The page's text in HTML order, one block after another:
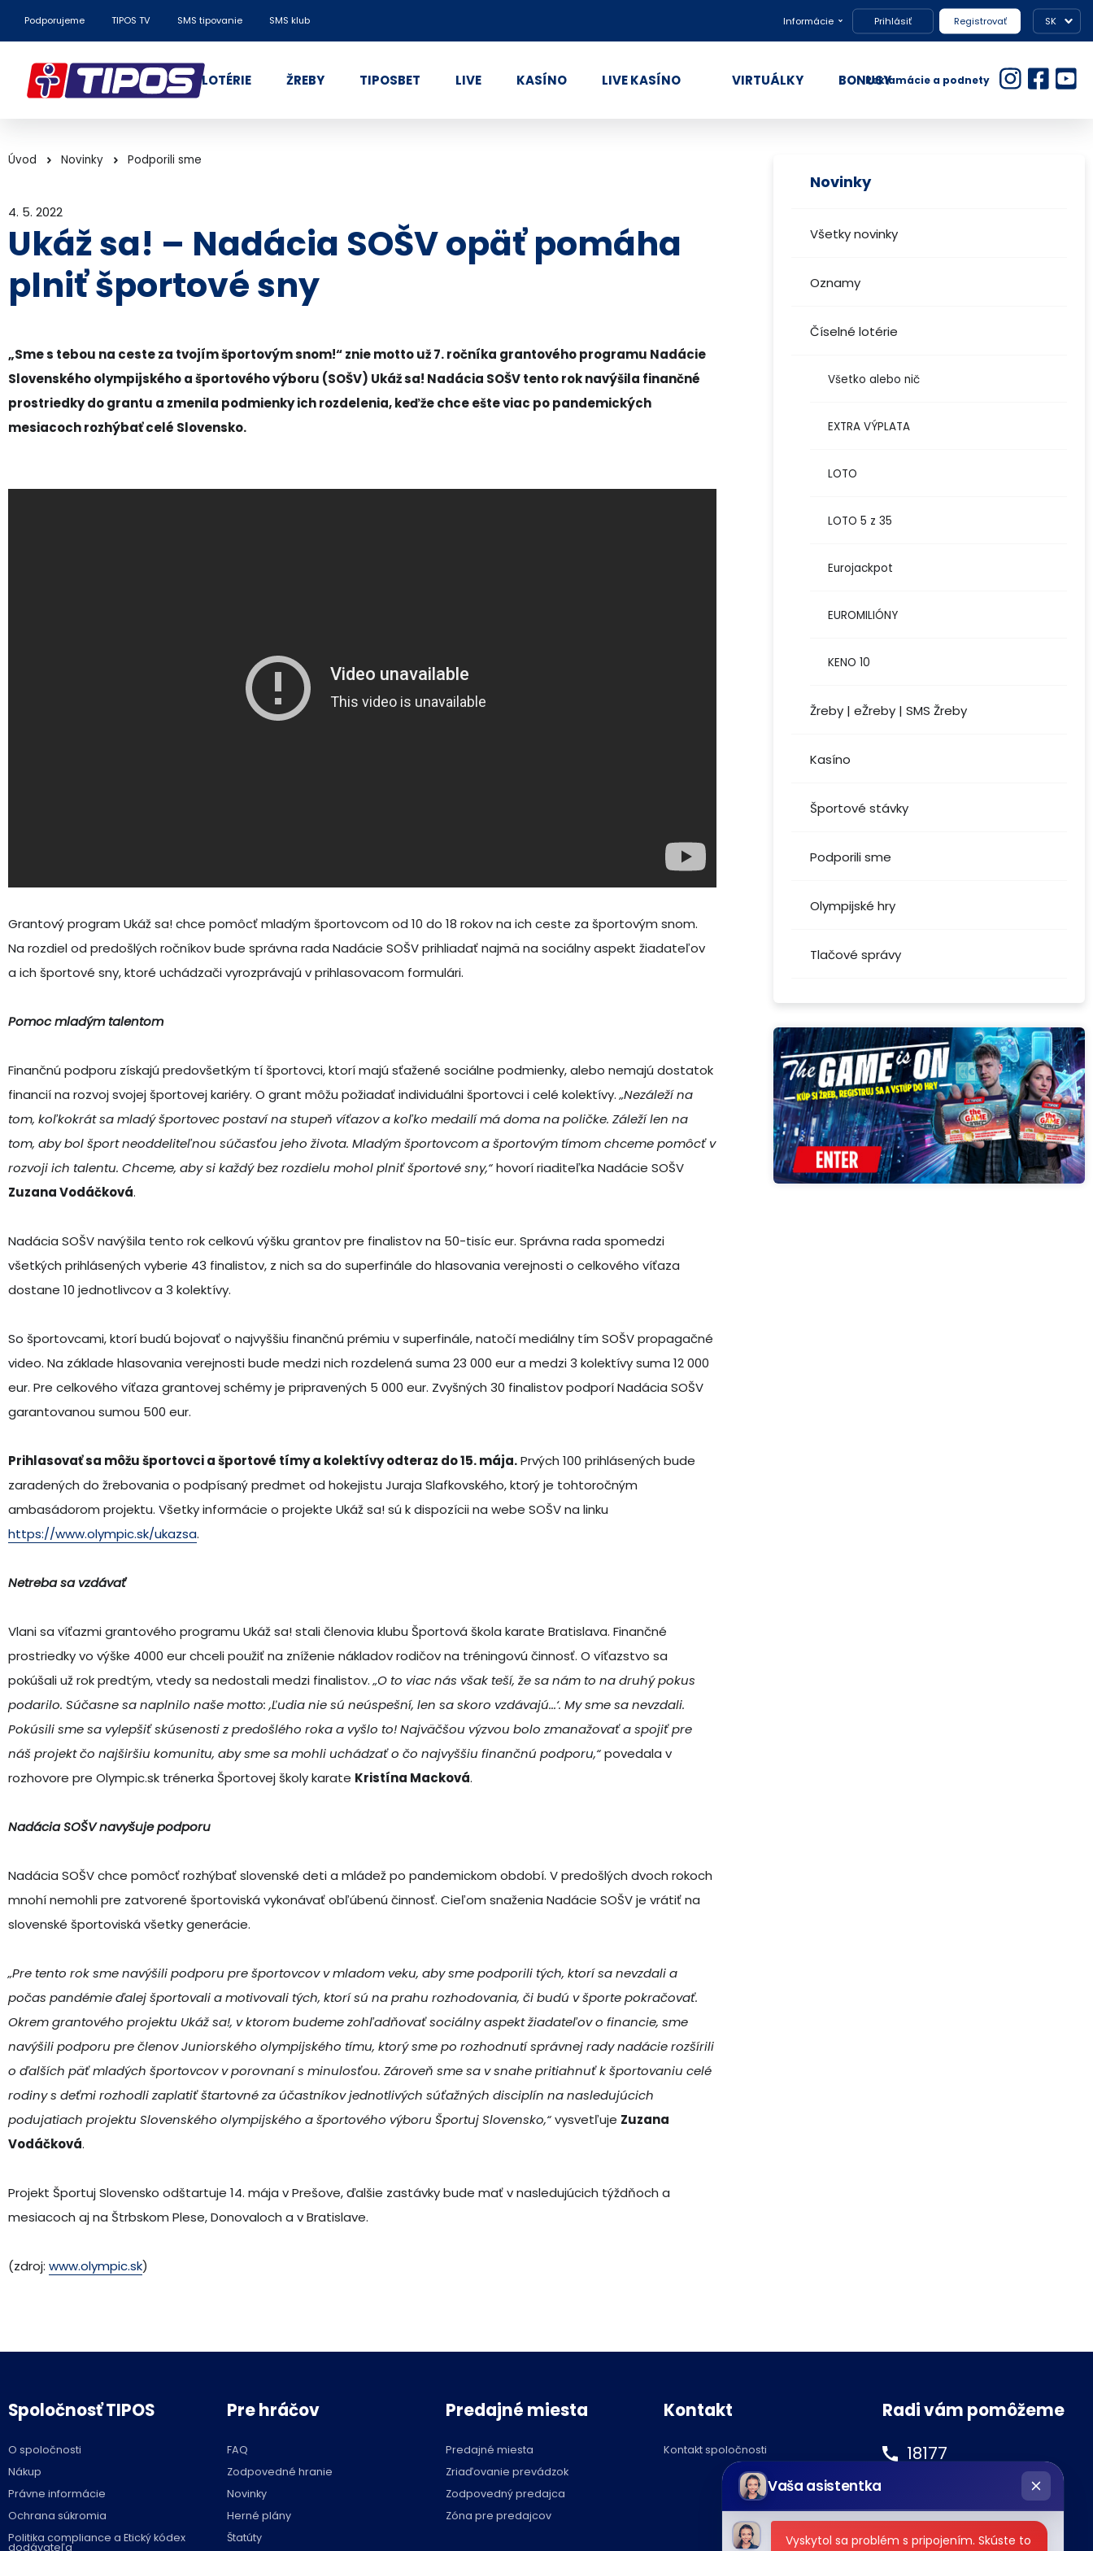
Podporujeme TIPOS TV SMS tipovanie SMS klub Informácie Prihlásiť Registrovať SK
LOTÉRIE ŽREBY TIPOSBET LIVE KASÍNO LIVE KASÍNO VIRTUÁLKY BONUSYReklamácie a podnety
Novinky
Všetky novinky
Oznamy
Číselné lotérie
Všetko alebo nič
EXTRA VÝPLATA
LOTO
LOTO 5 z 35
Eurojackpot
EUROMILIÓNY
KENO 10
Žreby | eŽreby | SMS Žreby
Kasíno
Športové stávky
Podporili sme
Olympijské hry
Tlačové správy
Úvod Novinky Podporili sme
4. 5. 2022
Ukáž sa! – Nadácia SOŠV opäť pomáha
plniť športové sny
„Sme s tebou na ceste za tvojím športovým snom!“ znie motto už 7. ročníka grantového programu Nadácie
Slovenského olympijského a športového výboru (SOŠV) Ukáž sa! Nadácia SOŠV tento rok navýšila finančné
prostriedky do grantu a zmenila podmienky ich rozdelenia, keďže chce ešte viac po pandemických
mesiacoch rozhýbať celé Slovensko.
Grantový program Ukáž sa! chce pomôcť mladým športovcom od 10 do 18 rokov na ich ceste za športovým snom.
Na rozdiel od predošlých ročníkov bude správna rada Nadácie SOŠV prihliadať najmä na sociálny aspekt žiadateľov
a ich športové sny, ktoré uchádzači vyrozprávajú v prihlasovacom formulári.
Pomoc mladým talentom
Finančnú podporu získajú predovšetkým tí športovci, ktorí majú sťažené sociálne podmienky, alebo nemajú dostatok
financií na rozvoj svojej športovej kariéry. O grant môžu požiadať individuálni športovci i celé kolektívy.„Nezáleží na
tom, koľkokrát sa mladý športovec postaví na stupeň víťazov a koľko medailí má doma na poličke. Záleží len na
tom, aby bol šport neoddeliteľnou súčasťou jeho života. Mladým športovcom a športovým tímom chceme pomôcť v
rozvoji ich talentu. Chceme, aby si každý bez rozdielu mohol plniť športové sny,“hovorí riaditeľka Nadácie SOŠV
Zuzana Vodáčková.
Nadácia SOŠV navýšila tento rok celkovú výšku grantov pre finalistov na 50-tisíc eur. Správna rada spomedzi
všetkých prihlásených vyberie 43 finalistov, z nich sa do superfinále do hlasovania verejnosti o celkového víťaza
dostane 10 jednotlivcov a 3 kolektívy.
So športovcami, ktorí budú bojovať o najvyššiu finančnú prémiu v superfinále, natočí mediálny tím SOŠV propagačné
video. Na základe hlasovania verejnosti bude medzi nich rozdelená suma 23 000 eur a medzi 3 kolektívy suma 12 000
eur. Pre celkového víťaza grantovej schémy je pripravených 5 000 eur. Zvyšných 30 finalistov podporí Nadácia SOŠV
garantovanou sumou 500 eur.
Prihlasovať sa môžu športovci a športové tímy a kolektívy odteraz do 15. mája.Prvých 100 prihlásených bude
zaradených do žrebovania o podpísaný predmet od hokejistu Juraja Slafkovského, ktorý je tohtoročným
ambasádorom projektu. Všetky informácie o projekte Ukáž sa! sú k dispozícii na webe SOŠV na linku
https://www.olympic.sk/ukazsa.
Netreba sa vzdávať
Vlani sa víťazmi grantového programu Ukáž sa! stali členovia klubu Športová škola karate Bratislava. Finančné
prostriedky vo výške 4000 eur chceli použiť na zníženie nákladov rodičov na tréningovú činnosť. O víťazstvo sa
pokúšali už rok predtým, vtedy sa nedostali medzi finalistov.„O to viac nás však teší, že sa nám to na druhý pokus
podarilo. Súčasne sa naplnilo naše motto: ,Ľudia nie sú neúspešní, len sa skoro vzdávajú...‘. My sme sa nevzdali.
Pokúsili sme sa vylepšiť skúsenosti z predošlého roka a vyšlo to! Najväčšou výzvou bolo zmanažovať a spojiť pre
náš projekt čo najširšiu komunitu, aby sme sa mohli uchádzať o čo najvyššiu finančnú podporu,“povedala v
rozhovore pre Olympic.sk trénerka Športovej školy karate Kristína Macková.
Nadácia SOŠV navyšuje podporu
Nadácia SOŠV chce pomôcť rozhýbať slovenské deti a mládež po pandemickom období. V predošlých dvoch rokoch
mnohí nemohli pre zatvorené športoviská vykonávať obľúbenú činnosť. Cieľom snaženia Nadácie SOŠV je vrátiť na
slovenské športoviská všetky generácie.
„Pre tento rok sme navýšili podporu pre športovcov v mladom veku, aby sme podporili tých, ktorí sa nevzdali a
počas pandémie ďalej športovali a motivovali tých, ktorí sú na prahu rozhodovania, či budú v športe pokračovať.
Okrem grantového projektu Ukáž sa!, v ktorom budeme zohľadňovať sociálny aspekt žiadateľov o financie, sme
navýšili podporu pre členov Juniorského olympijského tímu, ktorý sme po rozhodnutí správnej rady nadácie rozšírili
o ďalších päť mladých športovcov v porovnaní s minulosťou. Zároveň sme sa v snahe pritiahnuť k športovaniu celé
rodiny s deťmi rozhodli zaplatiť štartovné za účastníkov jednotlivých súťažných disciplín na nasledujúcich
podujatiach projektu Slovenského olympijského a športového výboru Športuj Slovensko,“vysvetľuje Zuzana
Vodáčková.
Projekt Športuj Slovensko odštartuje 14. mája v Prešove, ďalšie zastávky bude mať v nasledujúcich týždňoch a
mesiacoch aj na Štrbskom Plese, Donovaloch a v Bratislave.
(zdroj: www.olympic.sk)
Radi vám pomôžeme
18177
podnety@tipos.sk
Spoločnosť TIPOS
O spoločnosti
Nákup
Právne informácie
Ochrana súkromia
Politika compliance a Etický kódex
dodávateľa
Pre hráčov
FAQ
Zodpovedné hranie
Novinky
Herné plány
Štatúty
Predajné miesta
Predajné miesta
Zriaďovanie prevádzok
Zodpovedný predajca
Zóna pre predajcov
Kontakt
Kontakt spoločnosti
Vaša asistentka
Chatbot
píše
Vyskytol sa problém s pripojením. Skúste to